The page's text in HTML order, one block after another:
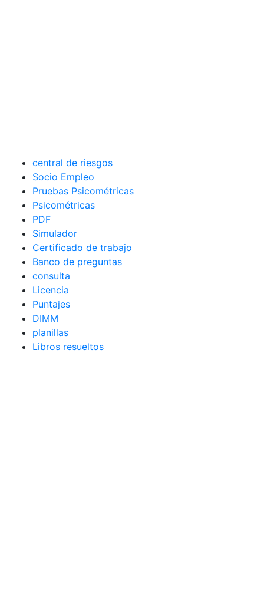
central de riesgos
Socio Empleo
Pruebas Psicométricas
Psicométricas
PDF
Simulador
Certificado de trabajo
Banco de preguntas
consulta
Licencia
Puntajes
DIMM
planillas
Libros resueltos